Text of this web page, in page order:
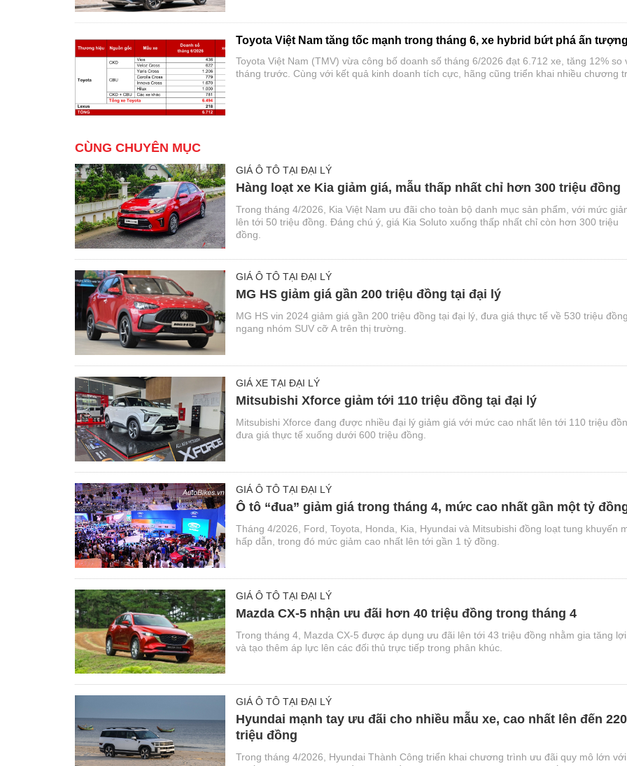
Toyota Việt Nam tăng tốc mạnh trong tháng 6, xe hybrid bứt phá ấn tượng
Toyota Việt Nam (TMV) vừa công bố doanh số tháng 6/2026 đạt 6.712 xe, tăng 12% so
tháng trước. Cùng với kết quả kinh doanh tích cực, hãng cũng triển khai nhiều chương
CÙNG CHUYÊN MỤC
GIÁ Ô TÔ TẠI ĐẠI LÝ
Hàng loạt xe Kia giảm giá, mẫu thấp nhất chỉ hơn 300 triệu đồng
Trong tháng 4/2026, Kia Việt Nam ưu đãi cho toàn bộ danh mục sản phẩm, với mức
lên tới 50 triệu đồng. Đáng chú ý, giá Kia Soluto xuống thấp nhất chỉ còn hơn 300 triệu
đồng.
GIÁ Ô TÔ TẠI ĐẠI LÝ
MG HS giảm giá gần 200 triệu đồng tại đại lý
MG HS vin 2024 giảm giá gần 200 triệu đồng tại đại lý, đưa giá thực tế về 530 triệu đồng,
ngang nhóm SUV cỡ A trên thị trường.
GIÁ XE TẠI ĐẠI LÝ
Mitsubishi Xforce giảm tới 110 triệu đồng tại đại lý
Mitsubishi Xforce đang được nhiều đại lý giảm giá với mức cao nhất lên tới 110 triệu
đưa giá thực tế xuống dưới 600 triệu đồng.
GIÁ Ô TÔ TẠI ĐẠI LÝ
Ô tô “đua” giảm giá trong tháng 4, mức cao nhất gần một tỷ
Tháng 4/2026, Ford, Toyota, Honda, Kia, Hyundai và Mitsubishi đồng loạt tung khuyến
hấp dẫn, trong đó mức giảm cao nhất lên tới gần 1 tỷ đồng.
GIÁ Ô TÔ TẠI ĐẠI LÝ
Mazda CX-5 nhận ưu đãi hơn 40 triệu đồng trong tháng 4
Trong tháng 4, Mazda CX-5 được áp dụng ưu đãi lên tới 43 triệu đồng nhằm gia tăng
và tạo thêm áp lực lên các đối thủ trực tiếp trong phân khúc.
GIÁ Ô TÔ TẠI ĐẠI LÝ
Hyundai mạnh tay ưu đãi cho nhiều mẫu xe, cao nhất lên đến 220
triệu đồng
Trong tháng 4/2026, Hyundai Thành Công triển khai chương trình ưu đãi quy mô lớn